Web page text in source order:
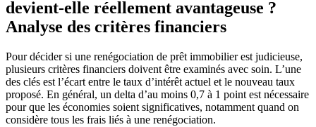
devient-elle réellement avantageuse ?
Analyse des critères financiers
Pour décider si une renégociation de prêt immobilier est judicieuse,
plusieurs critères financiers doivent être examinés avec soin. L’une
des clés est l’écart entre le taux d’intérêt actuel et le nouveau taux
proposé. En général, un delta d’au moins 0,7 à 1 point est nécessaire
pour que les économies soient significatives, notamment quand on
considère tous les frais liés à une renégociation.